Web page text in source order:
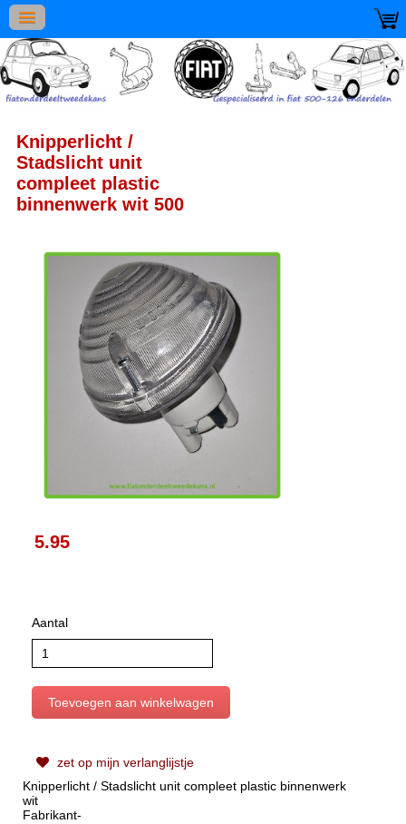
Knipperlicht /
Stadslicht unit
compleet plastic
binnenwerk wit 500
5.95
Aantal
zet op mijn verlanglijstje
Knipperlicht / Stadslicht unit compleet plastic binnenwerk
wit
Fabrikant-